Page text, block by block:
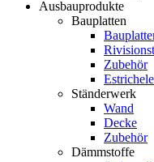
Ausbauprodukte
Bauplatten
Zubehör
Ständerwerk
Wand
Decke
Zubehör
Dämmstoffe